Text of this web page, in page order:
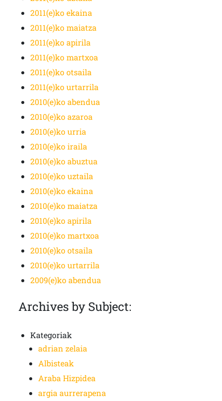
2011(e)ko ekaina
2011(e)ko maiatza
2011(e)ko apirila
2011(e)ko martxoa
2011(e)ko otsaila
2011(e)ko urtarrila
2010(e)ko abendua
2010(e)ko azaroa
2010(e)ko urria
2010(e)ko iraila
2010(e)ko abuztua
2010(e)ko uztaila
2010(e)ko ekaina
2010(e)ko maiatza
2010(e)ko apirila
2010(e)ko martxoa
2010(e)ko otsaila
2010(e)ko urtarrila
2009(e)ko abendua
Archives by Subject:
Kategoriak
adrian zelaia
Albisteak
Araba Hizpidea
argia aurrerapena